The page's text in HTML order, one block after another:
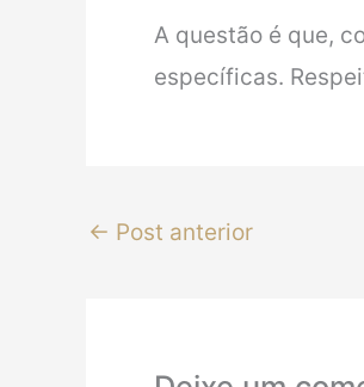
A questão é que,
específicas.
← Post anterior